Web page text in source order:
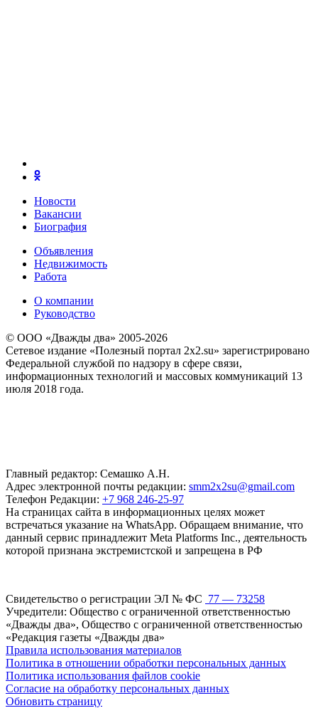
Новости
Вакансии
Биография
Объявления
Недвижимость
Работа
О компании
Руководство
© ООО «Дважды два» 2005-2026
Сетевое издание «Полезный портал 2x2.su» зарегистрировано
Федеральной службой по надзору в сфере связи,
информационных технологий и массовых коммуникаций 13
июля 2018 года.
Главный редактор: Семашко А.Н.
Адрес электронной почты редакции: smm2x2su@gmail.com
Телефон Редакции: +7 968 246-25-97
На страницах сайта в информационных целях может
встречаться указание на WhatsApp. Обращаем внимание, что
данный сервис принадлежит Meta Platforms Inc., деятельность
которой признана экстремистской и запрещена в РФ
Свидетельство о регистрации ЭЛ № ФС 77 — 73258
Учредители: Общество с ограниченной ответственностью
«Дважды два», Общество с ограниченной ответственностью
«Редакция газеты «Дважды два»
Правила использования материалов
Политика в отношении обработки персональных данных
Политика использования файлов cookie
Согласие на обработку персональных данных
Обновить страницу